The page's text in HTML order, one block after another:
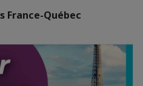
France-Québec